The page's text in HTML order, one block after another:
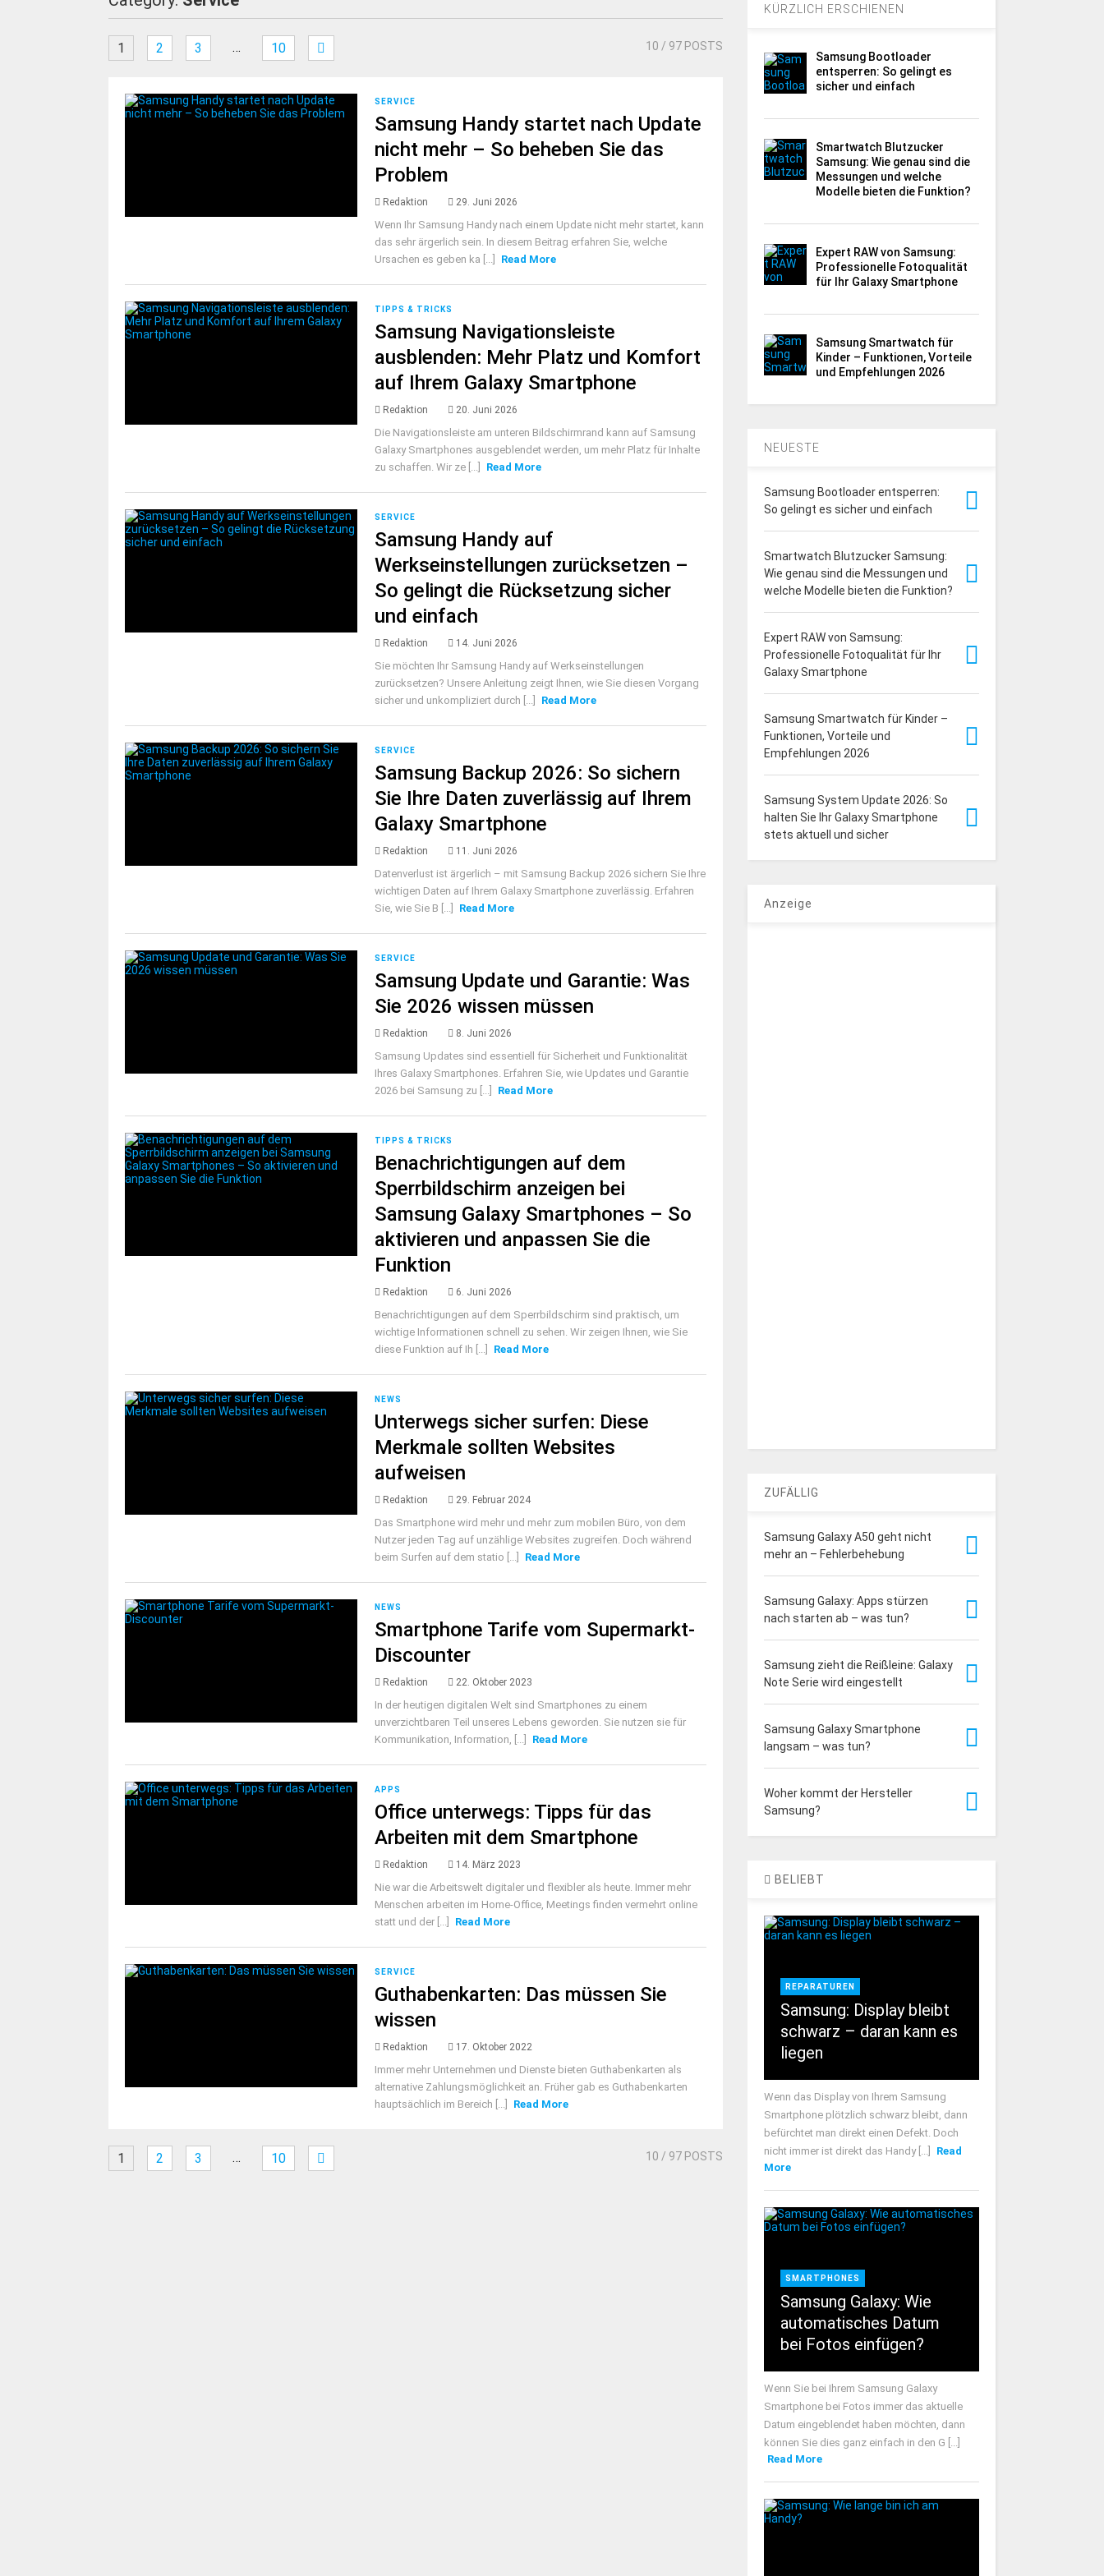
1 2 3 … 10 10 / 97 POSTS
SERVICE
Samsung Handy startet nach Update
nicht mehr – So beheben Sie das
Problem
Redaktion 29. Juni 2026
Wenn Ihr Samsung Handy nach einem Update nicht mehr startet, kann
das sehr ärgerlich sein. In diesem Beitrag erfahren Sie, welche
Ursachen es geben ka [...]
Read More
TIPPS & TRICKS
Samsung Navigationsleiste
ausblenden: Mehr Platz und Komfort
auf Ihrem Galaxy Smartphone
Redaktion 20. Juni 2026
Die Navigationsleiste am unteren Bildschirmrand kann auf Samsung
Galaxy Smartphones ausgeblendet werden, um mehr Platz für Inhalte
zu schaffen. Wir ze [...]
Read More
SERVICE
Samsung Handy auf
Werkseinstellungen zurücksetzen –
So gelingt die Rücksetzung sicher
und einfach
Redaktion 14. Juni 2026
Sie möchten Ihr Samsung Handy auf Werkseinstellungen
zurücksetzen? Unsere Anleitung zeigt Ihnen, wie Sie diesen Vorgang
sicher und unkompliziert durch [...]
Read More
SERVICE
Samsung Backup 2026: So sichern
Sie Ihre Daten zuverlässig auf Ihrem
Galaxy Smartphone
Redaktion 11. Juni 2026
Datenverlust ist ärgerlich – mit Samsung Backup 2026 sichern Sie Ihre
wichtigen Daten auf Ihrem Galaxy Smartphone zuverlässig. Erfahren
Sie, wie Sie B [...]
Read More
SERVICE
Samsung Update und Garantie: Was
Sie 2026 wissen müssen
Redaktion 8. Juni 2026
Samsung Updates sind essentiell für Sicherheit und Funktionalität
Ihres Galaxy Smartphones. Erfahren Sie, wie Updates und Garantie
2026 bei Samsung zu [...]
Read More
TIPPS & TRICKS
Benachrichtigungen auf dem
Sperrbildschirm anzeigen bei
Samsung Galaxy Smartphones – So
aktivieren und anpassen Sie die
Funktion
Redaktion 6. Juni 2026
Benachrichtigungen auf dem Sperrbildschirm sind praktisch, um
wichtige Informationen schnell zu sehen. Wir zeigen Ihnen, wie Sie
diese Funktion auf Ih [...]
Read More
NEWS
Unterwegs sicher surfen: Diese
Merkmale sollten Websites
aufweisen
Redaktion 29. Februar 2024
Das Smartphone wird mehr und mehr zum mobilen Büro, von dem
Nutzer jeden Tag auf unzählige Websites zugreifen. Doch während
beim Surfen auf dem statio [...]
Read More
NEWS
Smartphone Tarife vom Supermarkt-
Discounter
Redaktion 22. Oktober 2023
In der heutigen digitalen Welt sind Smartphones zu einem
unverzichtbaren Teil unseres Lebens geworden. Sie nutzen sie für
Kommunikation, Information, [...]
Read More
APPS
Office unterwegs: Tipps für das
Arbeiten mit dem Smartphone
Redaktion 14. März 2023
Nie war die Arbeitswelt digitaler und flexibler als heute. Immer mehr
Menschen arbeiten im Home-Office, Meetings finden vermehrt online
statt und der [...]
Read More
SERVICE
Guthabenkarten: Das müssen Sie
wissen
Redaktion 17. Oktober 2022
Immer mehr Unternehmen und Dienste bieten Guthabenkarten als
alternative Zahlungsmöglichkeit an. Früher gab es Guthabenkarten
hauptsächlich im Bereich [...]
Read More
1 2 3 … 10 10 / 97 POSTS
KÜRZLICH ERSCHIENEN
Samsung Bootloader
entsperren: So gelingt es
sicher und einfach
Smartwatch Blutzucker
Samsung: Wie genau sind die
Messungen und welche
Modelle bieten die Funktion?
Expert RAW von Samsung:
Professionelle Fotoqualität
für Ihr Galaxy Smartphone
Samsung Smartwatch für
Kinder – Funktionen, Vorteile
und Empfehlungen 2026
NEUESTE
Samsung Bootloader entsperren:
So gelingt es sicher und einfach
Smartwatch Blutzucker Samsung:
Wie genau sind die Messungen und
welche Modelle bieten die Funktion?
Expert RAW von Samsung:
Professionelle Fotoqualität für Ihr
Galaxy Smartphone
Samsung Smartwatch für Kinder –
Funktionen, Vorteile und
Empfehlungen 2026
Samsung System Update 2026: So
halten Sie Ihr Galaxy Smartphone
stets aktuell und sicher
Anzeige
ZUFÄLLIG
Samsung Galaxy A50 geht nicht
mehr an – Fehlerbehebung
Samsung Galaxy: Apps stürzen
nach starten ab – was tun?
Samsung zieht die Reißleine: Galaxy
Note Serie wird eingestellt
Samsung Galaxy Smartphone
langsam – was tun?
Woher kommt der Hersteller
Samsung?
BELIEBT
REPARATUREN
Samsung: Display bleibt
schwarz – daran kann es
liegen
Wenn das Display von Ihrem Samsung
Smartphone plötzlich schwarz bleibt, dann
befürchtet man direkt einen Defekt. Doch
nicht immer ist direkt das Handy [...]
Read
More
SMARTPHONES
Samsung Galaxy: Wie
automatisches Datum
bei Fotos einfügen?
Wenn Sie bei Ihrem Samsung Galaxy
Smartphone bei Fotos immer das aktuelle
Datum eingeblendet haben möchten, dann
können Sie dies ganz einfach in den G [...]
Read More